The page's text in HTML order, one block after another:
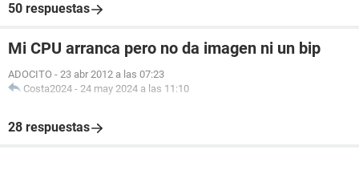
50 respuestas
Mi CPU arranca pero no da imagen ni un bip
ADOCITO - 23 abr 2012 a las 07:23
Costa2024 - 24 may 2024 a las 11:10
28 respuestas